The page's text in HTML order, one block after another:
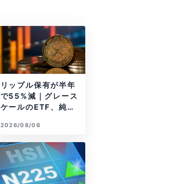
リップル保有が半年
で55%減｜グレース
ケールのETF、純資
2026/08/06